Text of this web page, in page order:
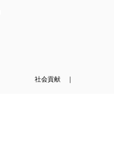
社会貢献 ｜